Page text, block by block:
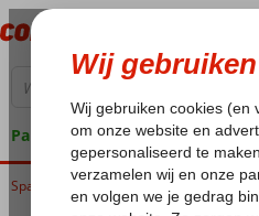
Pakketgarantie
Home Canarische Eilanden Tenerife